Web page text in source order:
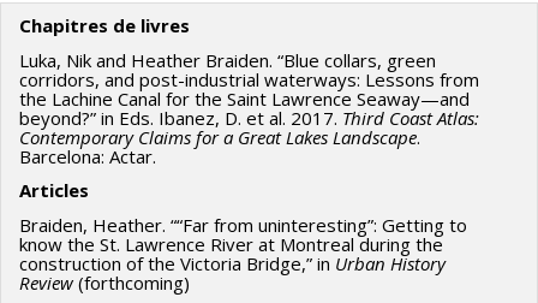
sciences humaines du Canada
Programmes de subvention :
développement Savoir
Chapitres de livres
Luka, Nik and Heather Braiden. “Blue collars, green
corridors, and post-industrial waterways: Lessons from
the Lachine Canal for the Saint Lawrence Seaway—and
beyond?” in Eds. Ibanez, D. et al. 2017. Third Coast Atlas:
Contemporary Claims for a Great Lakes Landscape.
Barcelona: Actar.
Articles
Braiden, Heather. ““Far from uninteresting”: Getting to
know the St. Lawrence River at Montreal during the
construction of the Victoria Bridge,” in Urban History
Review (forthcoming)